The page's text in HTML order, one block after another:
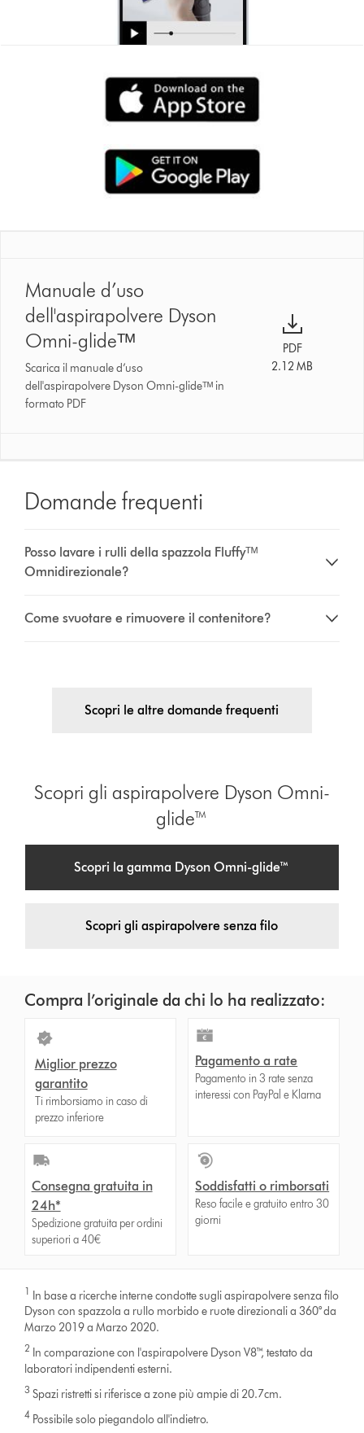
Manuale d’uso
dell'aspirapolvere Dyson
Omni-glideᵀᴹ
Scarica il manuale d’uso
dell'aspirapolvere Dyson Omni-glideᵀᴹ in
formato PDF
PDF
2.12 MB
Domande frequenti
Posso lavare i rulli della spazzola Fluffyᵀᴹ
Omnidirezionale?
Come svuotare e rimuovere il contenitore?
Scopri le altre domande frequenti
Scopri gli aspirapolvere Dyson Omni-
glide™
Scopri la gamma Dyson Omni-glide™
Scopri gli aspirapolvere senza filo
Compra l’originale da chi lo ha realizzato:
Miglior prezzo
garantito
Ti rimborsiamo in caso di
prezzo inferiore
Pagamento a rate
Pagamento in 3 rate senza
interessi con PayPal e Klarna
Consegna gratuita in
24h*
Spedizione gratuita per ordini
superiori a 40€
Soddisfatti o rimborsati
Reso facile e gratuito entro 30
giorni
1
In base a ricerche interne condotte sugli aspirapolvere senza filo
Dyson con spazzola a rullo morbido e ruote direzionali a 360° da
Marzo 2019 a Marzo 2020.
2 In comparazione con l'aspirapolvere Dyson V8™, testato da
laboratori indipendenti esterni.
3 Spazi ristretti si riferisce a zone più ampie di 20.7cm.
4 Possibile solo piegandolo all'indietro.